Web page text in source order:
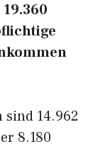
sind 14.962
8.180